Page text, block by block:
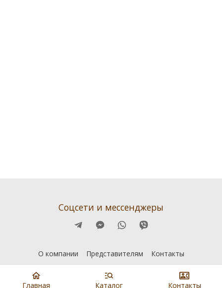
Соцсети и мессенджеры
О компании Представителям Контакты
Главная Каталог Контакты